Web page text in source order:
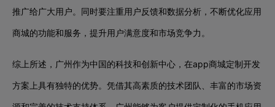
推广给广大用户。同时要注重用户反馈和数据分析，不断优化应用
商城的功能和服务，提升用户满意度和市场竞争力。
综上所述，广州作为中国的科技和创新中心，在app商城定制开发
方案上具有独特的优势。凭借其高素质的技术团队、丰富的市场资